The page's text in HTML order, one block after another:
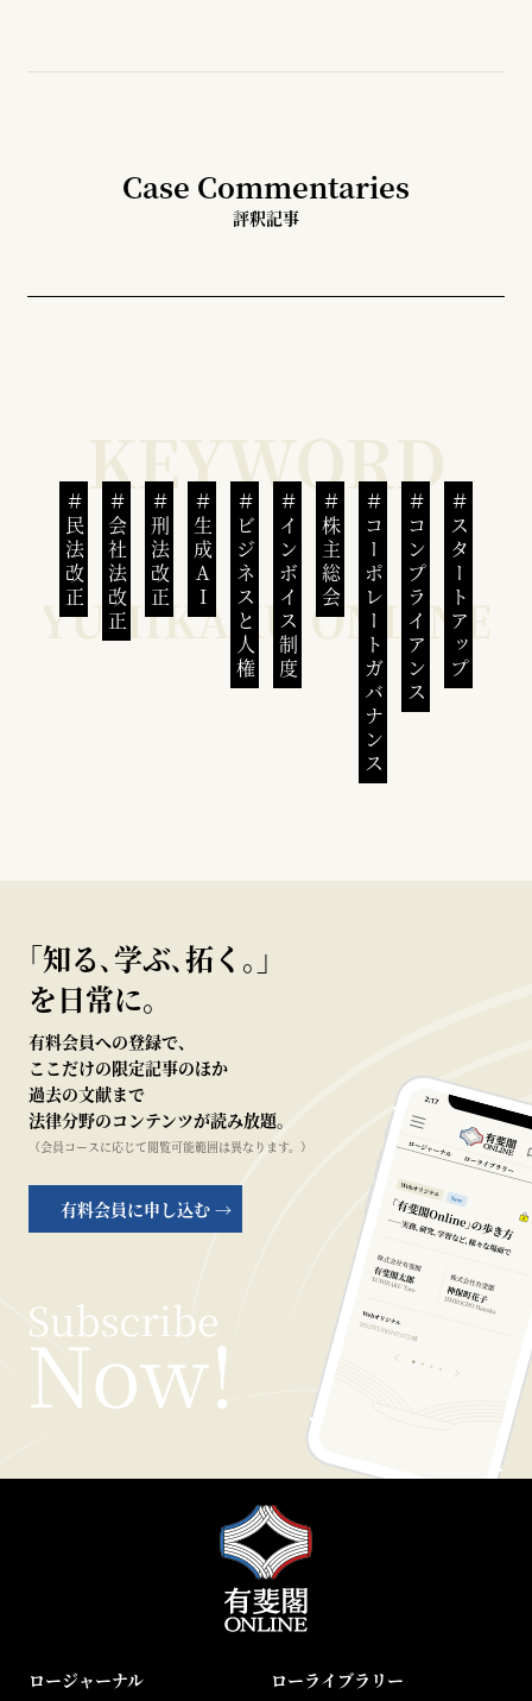
Case Commentaries
評釈記事
民法改正 会社法改正 刑法改正 生成AI ビジネスと人権インボイス制度 株主総会 コーポレートガバナンスコンプライアンススタートアップ
｢知る､学ぶ､拓く｡｣
を日常に。
有料会員への登録で、
ここだけの限定記事のほか
過去の文献まで
法律分野のコンテンツが読み放題。
（会員コースに応じて閲覧可能範囲は異なります。）
有料会員に申し込む →
ロージャーナル ローライブラリー